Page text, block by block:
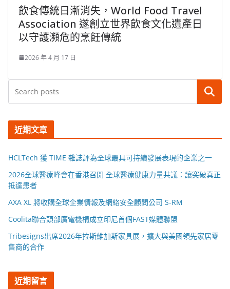
飲食傳統日漸消失，World Food Travel
Association 遂創立世界飲食文化遺產日
以守護瀕危的烹飪傳統
2026 年 4 月 17 日
搜尋
近期文章
HCLTech 獲 TIME 雜誌評為全球最具可持續發展表現的企業之一
2026全球醫療峰會在香港召開 全球醫療健康力量共議：讓突破真正
抵達患者
AXA XL 將收購全球企業情報及網絡安全顧問公司 S-RM
Coolita聯合頭部廣電機構成立印尼首個FAST媒體聯盟
Tribesigns出席2026年拉斯維加斯家具展，擴大與美國領先家居零
售商的合作
近期留言